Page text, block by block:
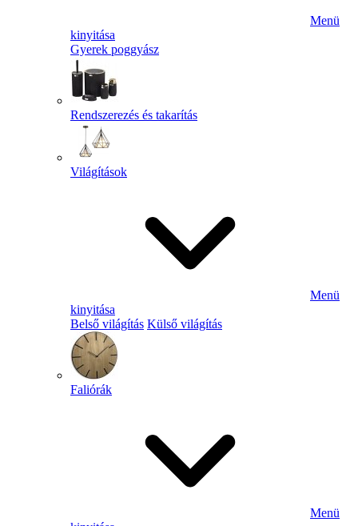
Menü
kinyitása
Gyerek poggyász
Rendszerezés és takarítás
Világítások
Menü
kinyitása
Belső világítás Külső világítás
Faliórák
Menü